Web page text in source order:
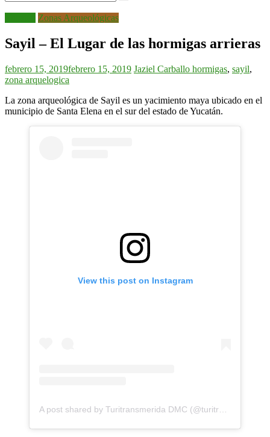
Zonas Arqueológicas
Sayil – El Lugar de las hormigas arrieras
febrero 15, 2019febrero 15, 2019 Jaziel Carballo hormigas, sayil,
zona arquelogica
La zona arqueológica de Sayil es un yacimiento maya ubicado en el
municipio de Santa Elena en el sur del estado de Yucatán.
View this post on Instagram